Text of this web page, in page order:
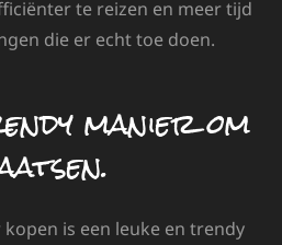
te reizen en meer tijd
die er echt toe doen.
manier om
is een leuke en trendy